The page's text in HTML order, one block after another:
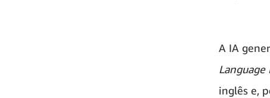
A IA
Language
inglês e,